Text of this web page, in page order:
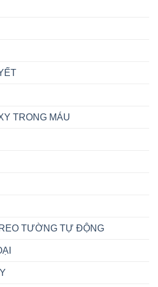
TRONG MÁU
TƯỜNG TỰ ĐỘNG